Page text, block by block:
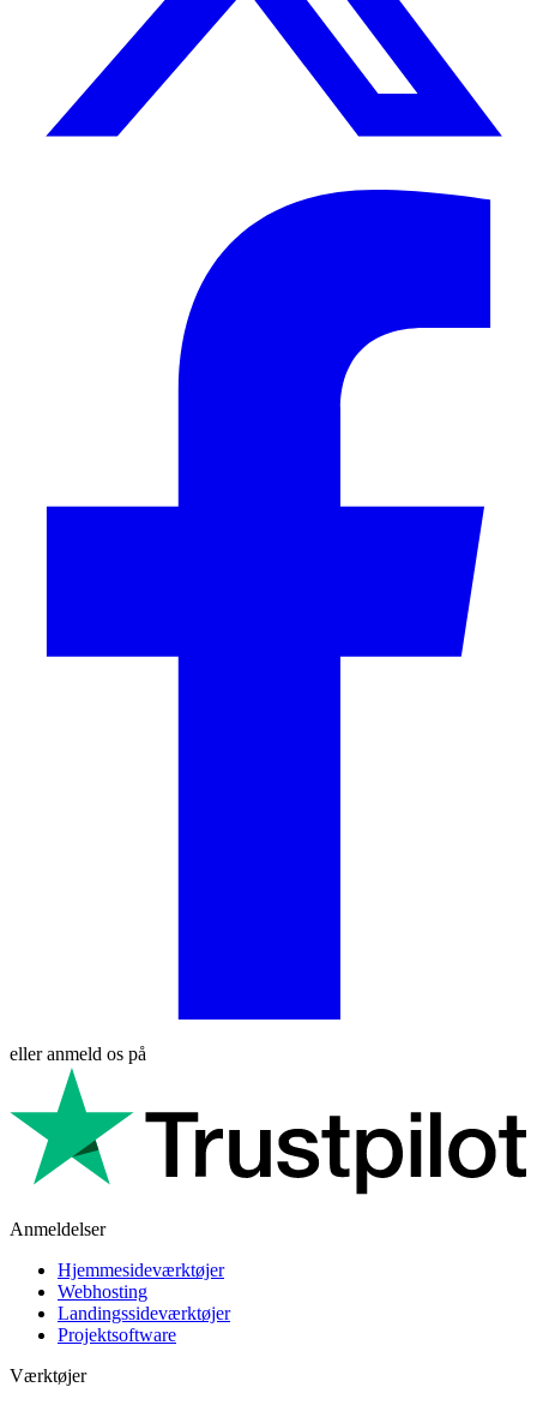
eller anmeld os på
Anmeldelser
Hjemmesideværktøjer
Webhosting
Landingssideværktøjer
Projektsoftware
Værktøjer